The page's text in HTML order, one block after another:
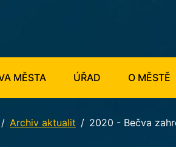
MĚSTA ÚŘAD O MĚSTĚ
Archiv aktualit 2020 - Bečva